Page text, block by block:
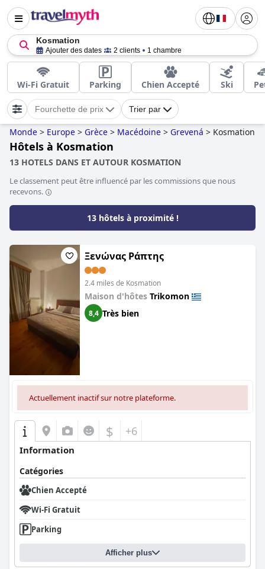
Kosmation
Ajouter des dates 2 clients 1 chambre
Wi-Fi Gratuit Parking Chien Accepté Ski
Fourchette de prix Trier par
Monde > Europe > Grèce > Macédoine > Grevená > Kosmation
Hôtels à Kosmation
13 HOTELS DANS ET AUTOUR KOSMATION
Le classement peut être influencé par les commissions que nous
recevons.
13 hôtels à proximité !
Ξενώνας Ράπτης
2.4 miles de Kosmation
Maison d'hôtes Trikomon
8,4 Très bien
Actuellement inactif sur notre plateforme.
$ +6
Information
Catégories
Chien Accepté
Wi-Fi Gratuit
Parking
Afficher plus